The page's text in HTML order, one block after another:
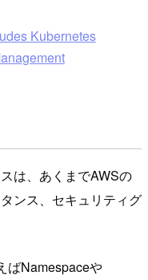
Kubernetes
は、あくまでAWSの
ンス、セキュリティグ
ばNamespaceや